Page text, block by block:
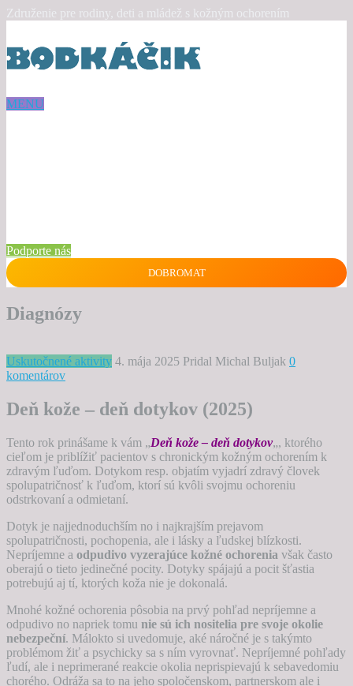
Združenie pre rodiny, deti a mládež s kožným ochorením
MENU
Podporte nás
DOBROMAT
Diagnózy
Uskutočnené aktivity 4. mája 2025 Pridal Michal Buljak 0
komentárov
Deň kože – deň dotykov (2025)
Tento rok prinášame k vám „Deň kože – deň dotykov„, ktorého
cieľom je priblížiť pacientov s chronickým kožným ochorením k
zdravým ľuďom. Dotykom resp. objatím vyjadrí zdravý človek
spolupatričnosť k ľuďom, ktorí sú kvôli svojmu ochoreniu
odstrkovaní a odmietaní.
Dotyk je najjednoduchším no i najkrajším prejavom
spolupatričnosti, pochopenia, ale i lásky a ľudskej blízkosti.
Nepríjemne a odpudivo vyzerajúce kožné ochorenia však často
oberajú o tieto jedinečné pocity. Dotyky spájajú a pocit šťastia
potrebujú aj tí, ktorých koža nie je dokonalá.
Mnohé kožné ochorenia pôsobia na prvý pohľad nepríjemne a
odpudivo no napriek tomu nie sú ich nositelia pre svoje okolie
nebezpeční. Málokto si uvedomuje, aké náročné je s takýmto
problémom žiť a psychicky sa s ním vyrovnať. Nepríjemné pohľady
ľudí, ale i neprimerané reakcie okolia neprispievajú k sebavedomiu
chorého. Odráža sa to na jeho spoločenskom, partnerskom ale i